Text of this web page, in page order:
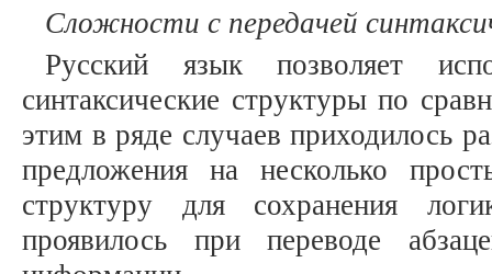
Сложности с передачей
Русский язык позволяет
синтаксические структуры по
этим в ряде случаев приходилось
предложения на несколько
структуру для сохранения
проявилось при переводе